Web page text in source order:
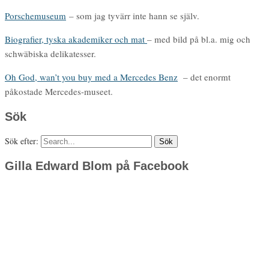
Porschemuseum – som jag tyvärr inte hann se själv.
Biografier, tyska akademiker och mat – med bild på bl.a. mig och
schwäbiska delikatesser.
Oh God, wan’t you buy med a Mercedes Benz – det enormt
påkostade Mercedes-museet.
Sök
Sök efter:
Gilla Edward Blom på Facebook